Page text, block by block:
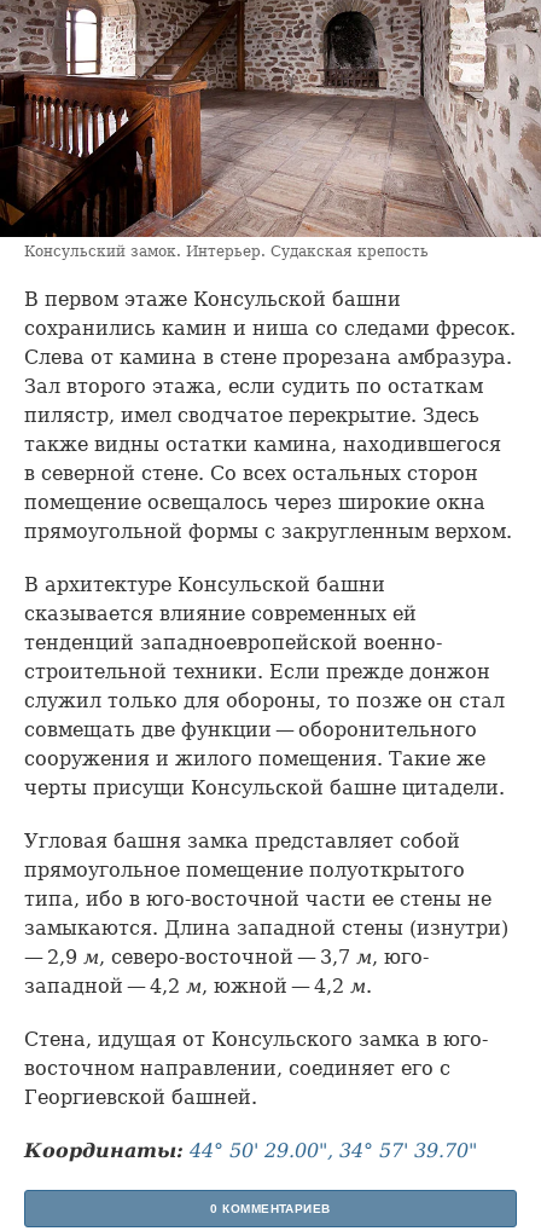
Консульский замок. Интерьер. Судакская крепость
В первом этаже Консульской башни
сохранились камин и ниша со следами фресок.
Слева от камина в стене прорезана амбразура.
Зал второго этажа, если судить по остаткам
пилястр, имел сводчатое перекрытие. Здесь
также видны остатки камина, находившегося
в северной стене. Со всех остальных сторон
помещение освещалось через широкие окна
прямоугольной формы с закругленным верхом.
В архитектуре Консульской башни
сказывается влияние современных ей
тенденций западноевропейской военно-
строительной техники. Если прежде донжон
служил только для обороны, то позже он стал
совмещать две функции — оборонительного
сооружения и жилого помещения. Такие же
черты присущи Консульской башне цитадели.
Угловая башня замка представляет собой
прямоугольное помещение полуоткрытого
типа, ибо в юго-восточной части ее стены не
замыкаются. Длина западной стены (изнутри)
— 2,9 м, северо-восточной — 3,7 м, юго-
западной — 4,2 м, южной — 4,2 м.
Стена, идущая от Консульского замка в юго-
восточном направлении, соединяет его с
Георгиевской башней.
Координаты: 44° 50' 29.00", 34° 57' 39.70"
0 КОММЕНТАРИЕВ